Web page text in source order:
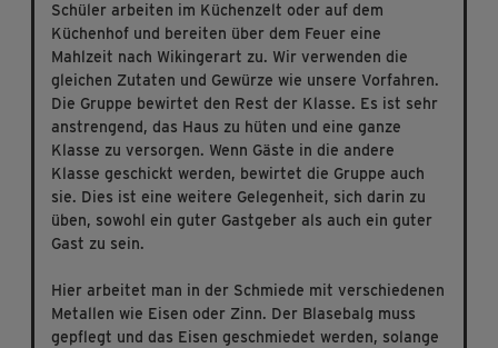
Schüler arbeiten im Küchenzelt oder auf dem
Küchenhof und bereiten über dem Feuer eine
Mahlzeit nach Wikingerart zu. Wir verwenden die
gleichen Zutaten und Gewürze wie unsere Vorfahren.
Die Gruppe bewirtet den Rest der Klasse. Es ist sehr
anstrengend, das Haus zu hüten und eine ganze
Klasse zu versorgen. Wenn Gäste in die andere
Klasse geschickt werden, bewirtet die Gruppe auch
sie. Dies ist eine weitere Gelegenheit, sich darin zu
üben, sowohl ein guter Gastgeber als auch ein guter
Gast zu sein.
Hier arbeitet man in der Schmiede mit verschiedenen
Metallen wie Eisen oder Zinn. Der Blasebalg muss
gepflegt und das Eisen geschmiedet werden, solange